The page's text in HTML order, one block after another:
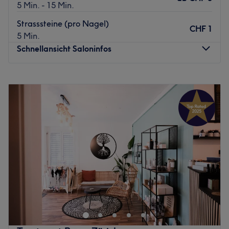
5 Min. - 15 Min.
Strasssteine (pro Nagel)
5 Min.
CHF 1
Schnellansicht Saloninfos
09:00–
20:00
09:00
20:00
Donnerstag
–20:00
09:00–20:00
09:00
18:00
10:00–18:00
Bei New York Spa Pediküre & Nails werden deine Nägel
wunderschön modelliert, designt und auf Zack gebracht!
Gäste von New York Spa Pediküre & Nails schätzen die
zuverlässige Kompetenz des Teams, das sämtliche Nägel
gekonnt auf Hochglanz poliert!